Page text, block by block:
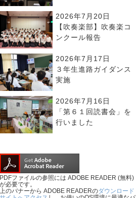
2026年7月20日
【吹奏楽部】吹奏楽コ
ンクール報告
2026年7月17日
３年生進路ガイダンス
実施
2026年7月16日
「第６１回読書会」を
行いました
PDFファイルの参照には ADOBE READER (無料)
が必要です。
上のバナーから ADOBE READERのダウンロード